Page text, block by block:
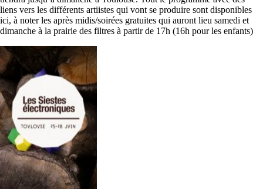
liens vers les différents artiistes qui vont se produire sont disponibles
ici, à noter les après midis/soirées gratuites qui auront lieu samedi et
dimanche à la prairie des filtres à partir de 17h (16h pour les enfants)